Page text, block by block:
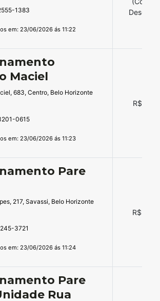
1383
em: 23/06/2026 ás 11:22
Maciel
683, Centro, Belo Horizonte
0615
em: 23/06/2026 ás 11:23
R$
Pare
217, Savassi, Belo Horizonte
3721
em: 23/06/2026 ás 11:24
R$
Pare
Rua